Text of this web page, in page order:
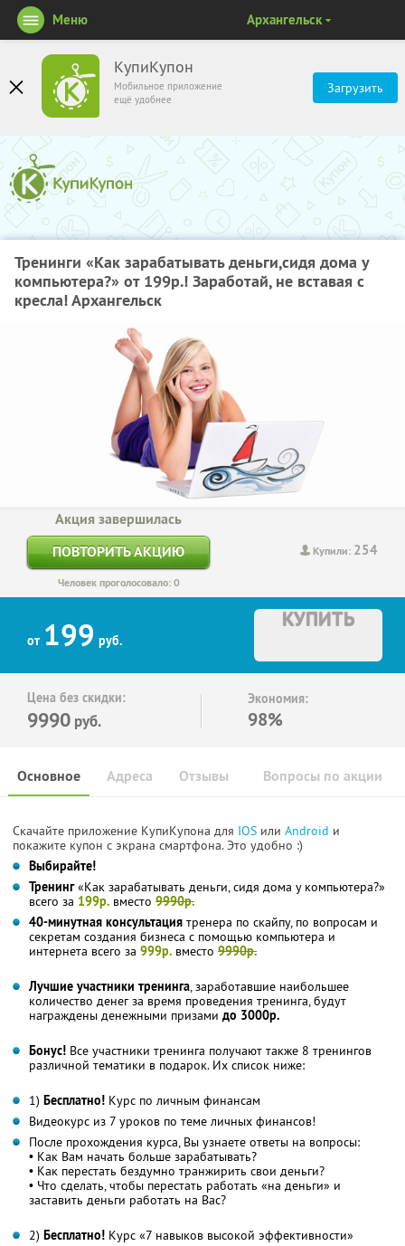
КупиКупон
Мобильное приложение
ещё удобнее
Загрузить
Меню Архангельск
Тренинги «Как зарабатывать деньги,сидя дома у
компьютера?» от 199р.! Заработай, не вставая с
кресла! Архангельск
Купили: 254
Акция завершилась
ПОВТОРИТЬ АКЦИЮ
Человек проголосовало: 0
от 199 руб.
КУПИТЬ
Цена без скидки:
9990 руб.
Экономия:
98%
Основное Отзывы Вопросы по акции
Адреса
Скачайте приложение КупиКупона для IOS или Android и
покажите купон с экрана смартфона. Это удобно :)
Выбирайте!
Тренинг«Как зарабатывать деньги, сидя дома у компьютера?»
всего за 199р. вместо 9990р.
40-минутная консультация тренера по скайпу, по вопросам и
секретам создания бизнеса с помощью компьютера и
интернета всего за 999р. вместо 9990р.
Лучшие участники тренинга, заработавшие наибольшее
количество денег за время проведения тренинга, будут
награждены денежными призами до 3000р.
Бонус! Все участники тренинга получают также 8 тренингов
различной тематики в подарок. Их список ниже:
1) Бесплатно! Курс по личным финансам
Видеокурс из 7 уроков по теме личных финансов!
После прохождения курса, Вы узнаете ответы на вопросы:
• Как Вам начать больше зарабатывать?
• Как перестать бездумно транжирить свои деньги?
• Что сделать, чтобы перестать работать «на деньги» и
заставить деньги работать на Вас?
2) Бесплатно! Курс «7 навыков высокой эффективности»